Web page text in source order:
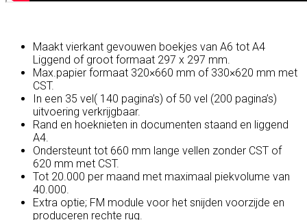
Maakt vierkant gevouwen boekjes van A6 tot A4
Liggend of groot formaat 297 x 297 mm.
Max.papier formaat 320×660 mm of 330×620 mm met
CST.
In een 35 vel( 140 pagina’s) of 50 vel (200 pagina’s)
uitvoering verkrijgbaar.
Rand en hoeknieten in documenten staand en liggend
A4.
Ondersteunt tot 660 mm lange vellen zonder CST of
620 mm met CST.
Tot 20.000 per maand met maximaal piekvolume van
40.000.
Extra optie; FM module voor het snijden voorzijde en
produceren rechte rug.